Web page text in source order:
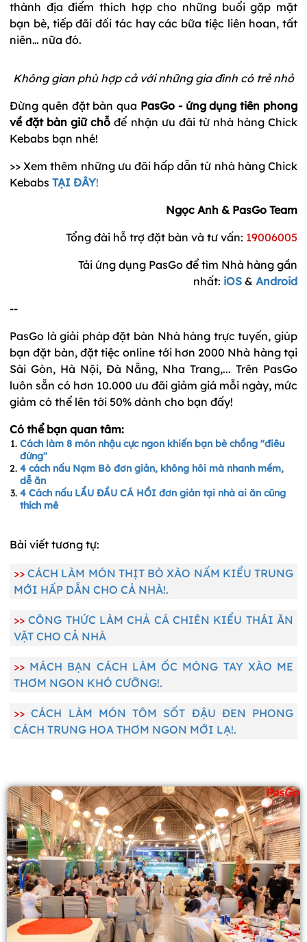
thành địa điểm thích hợp cho những buổi gặp mặt
bạn bè, tiếp đãi đối tác hay các bữa tiệc liên hoan, tất
niên… nữa đó.
Không gian phù hợp cả với những gia đình có trẻ nhỏ
Đừng quên đặt bàn qua PasGo - ứng dụng tiên phong
về đặt bàn giữ chỗ để nhận ưu đãi từ nhà hàng Chick
Kebabs bạn nhé!
>> Xem thêm những ưu đãi hấp dẫn từ nhà hàng Chick
Kebabs TẠI ĐÂY!
Ngọc Anh & PasGo Team
Tổng đài hỗ trợ đặt bàn và tư vấn: 19006005
Tải ứng dụng PasGo để tìm Nhà hàng gần
nhất: iOS & Android
--
PasGo là giải pháp đặt bàn Nhà hàng trực tuyến, giúp
bạn đặt bàn, đặt tiệc online tới hơn 2000 Nhà hàng tại
Sài Gòn, Hà Nội, Đà Nẵng, Nha Trang,... Trên PasGo
luôn sẵn có hơn 10.000 ưu đãi giảm giá mỗi ngày, mức
giảm có thể lên tới 50% dành cho bạn đấy!
Có thể bạn quan tâm:
Cách làm 8 món nhậu cực ngon khiến bạn bè chồng "điêu
đứng"
4 cách nấu Nạm Bò đơn giản, không hôi mà nhanh mềm,
dễ ăn
4 Cách nấu LẨU ĐẦU CÁ HỒI đơn giản tại nhà ai ăn cũng
thích mê
Bài viết tương tự:
>>CÁCH LÀM MÓN THỊT BÒ XÀO NẤM KIỂU TRUNG
MỚI HẤP DẪN CHO CẢ NHÀ!.
>>CÔNG THỨC LÀM CHẢ CÁ CHIÊN KIỂU THÁI ĂN
VẶT CHO CẢ NHÀ
>> MÁCH BẠN CÁCH LÀM ỐC MÓNG TAY XÀO ME
THƠM NGON KHÓ CƯỠNG!.
>>CÁCH LÀM MÓN TÔM SỐT ĐẬU ĐEN PHONG
CÁCH TRUNG HOA THƠM NGON MỚI LẠ!.